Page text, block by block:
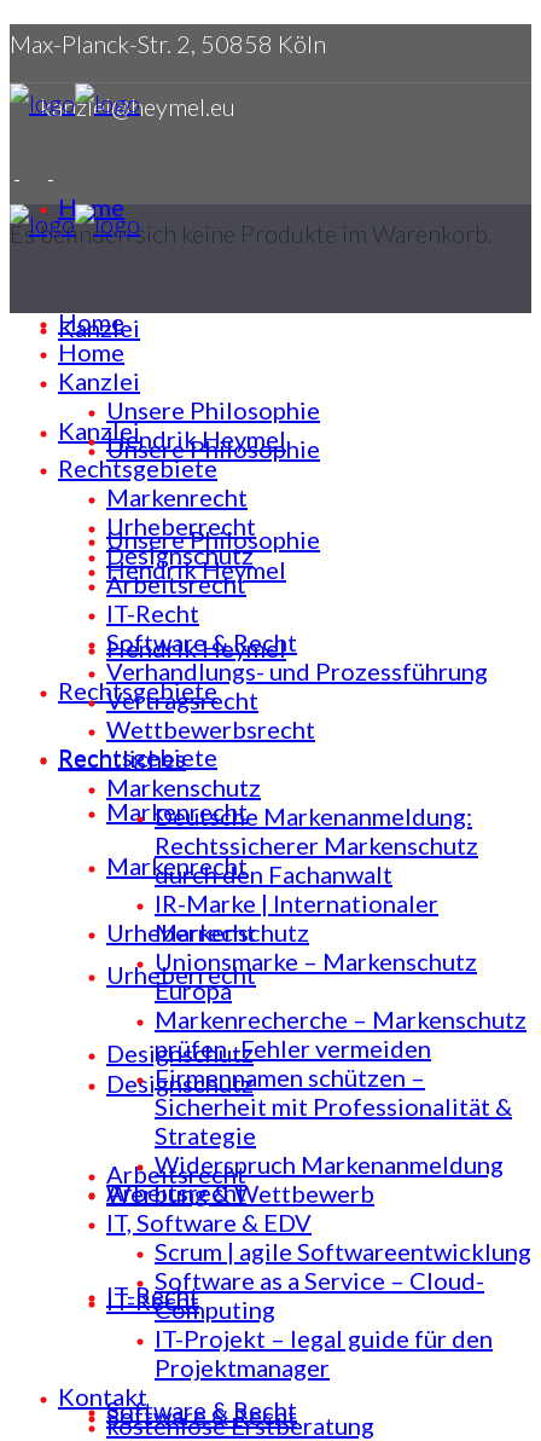
Max-Planck-Str. 2, 50858 Köln
kanzlei@heymel.eu
Es befinden sich keine Produkte im Warenkorb.
Home
Kanzlei
Unsere Philosophie
Hendrik Heymel
Rechtsgebiete
Markenrecht
Urheberrecht
Designschutz
Arbeitsrecht
IT-Recht
Software & Recht
Home
Kanzlei
Unsere Philosophie
Hendrik Heymel
Rechtsgebiete
Markenrecht
Urheberrecht
Designschutz
Arbeitsrecht
IT-Recht
Software & Recht
Home
Kanzlei
Unsere Philosophie
Hendrik Heymel
Rechtsgebiete
Markenrecht
Urheberrecht
Designschutz
Arbeitsrecht
IT-Recht
Software & Recht
Verhandlungs- und Prozessführung
Vertragsrecht
Wettbewerbsrecht
Rechtliches
Markenschutz
Deutsche Markenanmeldung:
Rechtssicherer Markenschutz
durch den Fachanwalt
IR-Marke | Internationaler
Markenschutz
Unionsmarke – Markenschutz
Europa
Markenrecherche – Markenschutz
prüfen -Fehler vermeiden
Firmennamen schützen –
Sicherheit mit Professionalität &
Strategie
Widerspruch Markenanmeldung
Werbung & Wettbewerb
IT, Software & EDV
Scrum | agile Softwareentwicklung
Software as a Service – Cloud-
Computing
IT-Projekt – legal guide für den
Projektmanager
Kontakt
kostenlose Erstberatung